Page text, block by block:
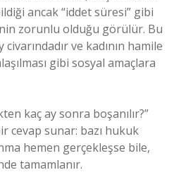
ancak “iddet süresi” gibi
zorunlu olduğu görülür. Bu
ve kadının hamile
gibi sosyal amaçlara
kaç ay sonra boşanılır?”
cevap sunar: bazı hukuk
hemen gerçekleşse bile,
tamamlanır.